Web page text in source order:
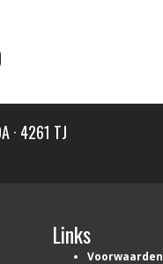
· 4261 TJ
Links
Voorwaarden